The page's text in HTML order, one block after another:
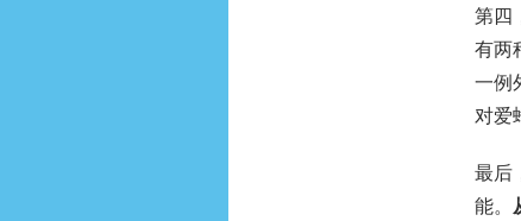
第四
有两
一例
对爱
最后
能。